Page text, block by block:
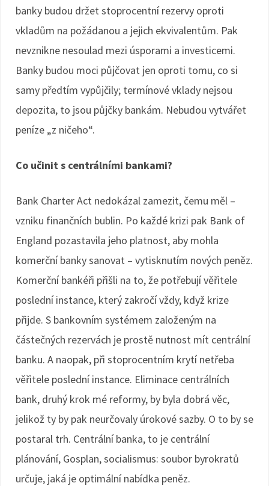
banky budou držet stoprocentní rezervy oproti
vkladům na požádanou a jejich ekvivalentům. Pak
nevznikne nesoulad mezi úsporami a investicemi.
Banky budou moci půjčovat jen oproti tomu, co si
samy předtím vypůjčily; termínové vklady nejsou
depozita, to jsou půjčky bankám. Nebudou vytvářet
peníze „z ničeho“.
Co učinit s centrálními bankami?
Bank Charter Act nedokázal zamezit, čemu měl –
vzniku finančních bublin. Po každé krizi pak Bank of
England pozastavila jeho platnost, aby mohla
komerční banky sanovat – vytisknutím nových peněz.
Komerční bankéři přišli na to, že potřebují věřitele
poslední instance, který zakročí vždy, když krize
přijde. S bankovním systémem založeným na
částečných rezervách je prostě nutnost mít centrální
banku. A naopak, při stoprocentním krytí netřeba
věřitele poslední instance. Eliminace centrálních
bank, druhý krok mé reformy, by byla dobrá věc,
jelikož ty by pak neurčovaly úrokové sazby. O to by se
postaral trh. Centrální banka, to je centrální
plánování, Gosplan, socialismus: soubor byrokratů
určuje, jaká je optimální nabídka peněz.